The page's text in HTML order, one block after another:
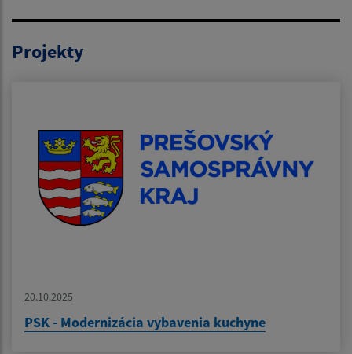
Projekty
20.10.2025
PSK - Modernizácia vybavenia kuchyne